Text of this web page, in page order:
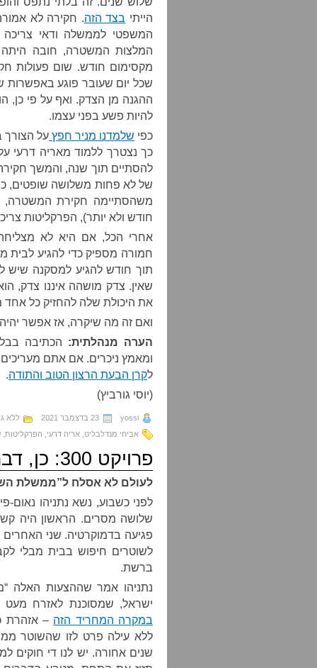
הייתי בצד הזה. חקירה לא
המשפטי לממשלה ודאי
המלצות המשטרה, חובה היתה
מקסימום חודש. שום פעולות
שכל יום שעובר פוגע באפשרות
ההגנה מן הצדק. ואף על פי כן,
להיות פשע בפני עצמו.
כפי שלמדנו מניר חפץ על הצורך
כך נצטרך ללמוד מאריה דרעי
להסתיים תוך שנה, והמשך
של לא פחות משלושה שופטים,
משהסתיימה חקירת המשטרה,
חודש ולא יותר), הפרקליטות
אחרי הכל, אם היא לא
חמורה מספיק כדי להגיע
תוך חודש להגיע למסקנה שיש
שאין. צדק מושהה איננו צדק,
את היכולת שלה להחזיק כל
ואם זה מה שיקרה, אז אפשר
הערה מנהלתית: הכתיבה
ומאמץ ניכרים. אם אתם
לקרן הבעת הרצון הטוב והתודה.
(יוסי גורביץ)
yossi 23 בדצמבר 2021
ללא
אביחי מנדלבליט אריה דרעי הפרקליטות
פרויקט 300: כן, דברו בחו”ל
לעולם לא אסלח ל”ממשלת
לפני כשבוע, נשא נתניהו נאום-
שלושה מסרים. הראשון היה
פגיעה בדמוקרטיה. שני
לשוטרים חיפוש בבית מבלי
ברשת.
נתניהו אמר שההצעות האלה
ישראל, שמסוכנת לאזרח מעט
במקרה המחריד הזה – אזהרת
ללא עילה פרט לזו שהשוטר
שנים אחורה. יש לנו די